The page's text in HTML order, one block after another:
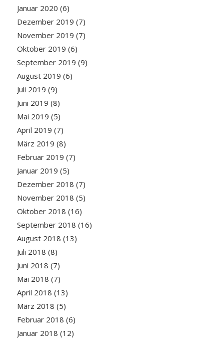
Januar 2020 (6)
Dezember 2019 (7)
November 2019 (7)
Oktober 2019 (6)
September 2019 (9)
August 2019 (6)
Juli 2019 (9)
Juni 2019 (8)
Mai 2019 (5)
April 2019 (7)
März 2019 (8)
Februar 2019 (7)
Januar 2019 (5)
Dezember 2018 (7)
November 2018 (5)
Oktober 2018 (16)
September 2018 (16)
August 2018 (13)
Juli 2018 (8)
Juni 2018 (7)
Mai 2018 (7)
April 2018 (13)
März 2018 (5)
Februar 2018 (6)
Januar 2018 (12)